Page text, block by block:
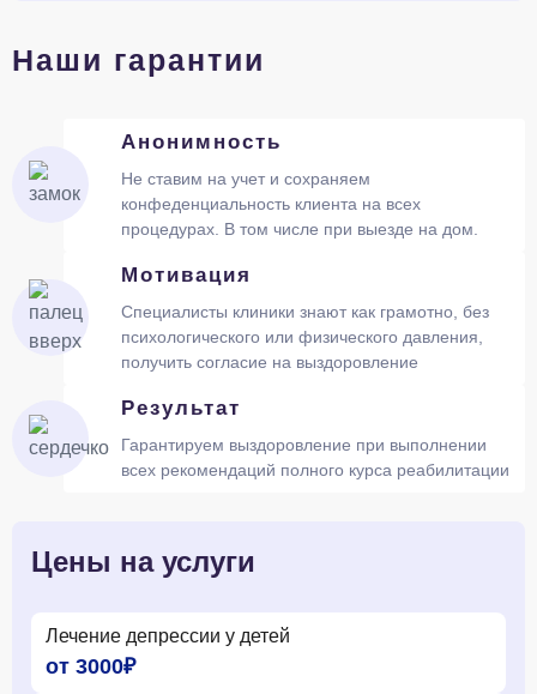
Наши гарантии
Анонимность
Не ставим на учет и сохраняем
конфеденциальность клиента на всех
процедурах. В том числе при выезде на дом.
Мотивация
Специалисты клиники знают как грамотно, без
психологического или физического давления,
получить согласие на выздоровление
Результат
Гарантируем выздоровление при выполнении
всех рекомендаций полного курса реабилитации
Цены на услуги
Лечение депрессии у детей
от 3000₽